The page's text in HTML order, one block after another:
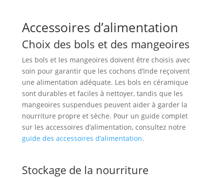
Accessoires d’alimentation
Choix des bols et des mangeoires
Les bols et les mangeoires doivent être choisis avec
soin pour garantir que les cochons d’Inde reçoivent
une alimentation adéquate. Les bols en céramique
sont durables et faciles à nettoyer, tandis que les
mangeoires suspendues peuvent aider à garder la
nourriture propre et sèche. Pour un guide complet
sur les accessoires d’alimentation, consultez notre
guide des accessoires d’alimentation.
Stockage de la nourriture